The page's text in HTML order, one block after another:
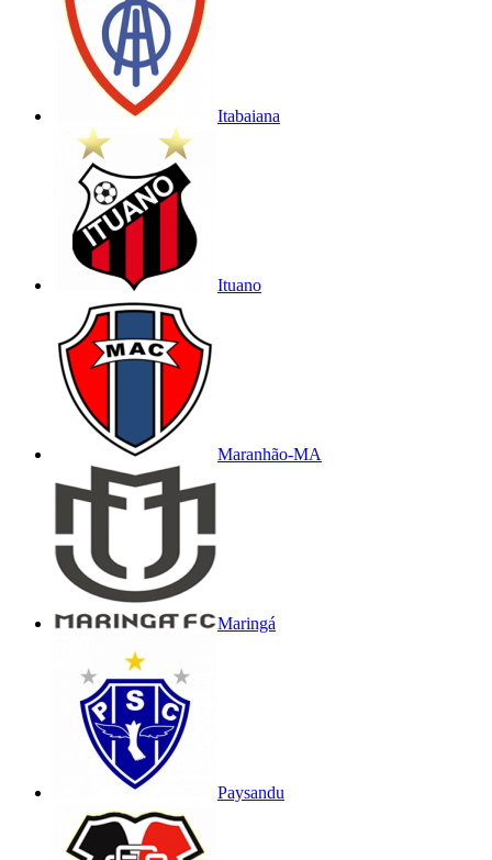
Itabaiana
Ituano
Maranhão-MA
Maringá
Paysandu